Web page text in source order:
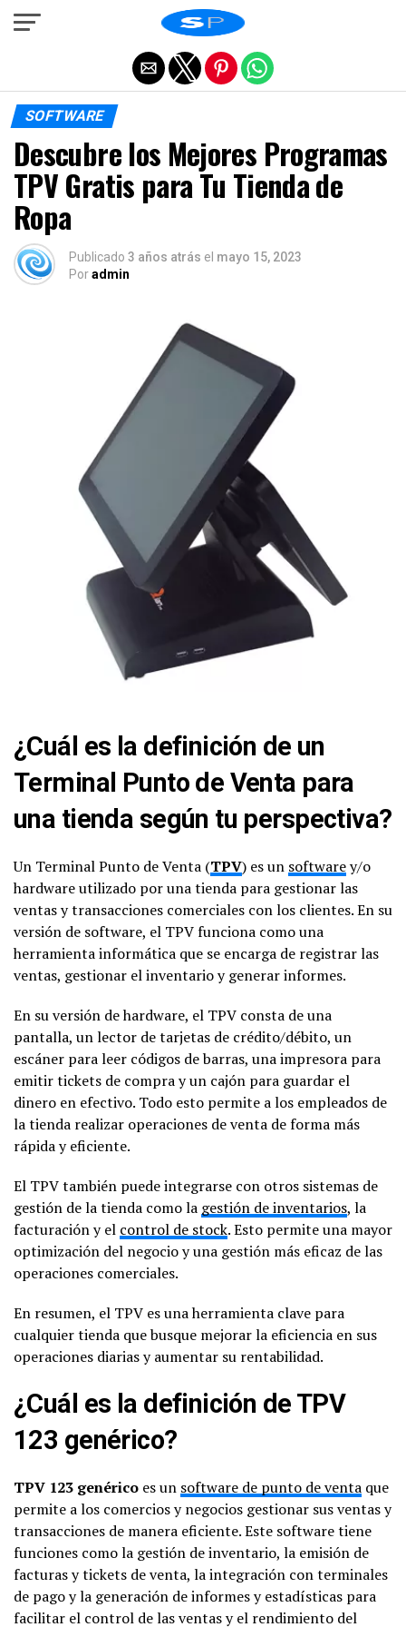
SOFTWARE
Descubre los Mejores Programas
TPV Gratis para Tu Tienda de
Ropa
Publicado 3 años atrás el mayo 15, 2023
Poradmin
¿Cuál es la definición de un
Terminal Punto de Venta para
una tienda según tu perspectiva?
Un Terminal Punto de Venta (TPV) es un softwarey/o
hardware utilizado por una tienda para gestionar las
ventas y transacciones comerciales con los clientes. En su
versión de software, el TPV funciona como una
herramienta informática que se encarga de registrar las
ventas, gestionar el inventario y generar informes.
En su versión de hardware, el TPV consta de una
pantalla, un lector de tarjetas de crédito/débito, un
escáner para leer códigos de barras, una impresora para
emitir tickets de compra y un cajón para guardar el
dinero en efectivo. Todo esto permite a los empleados de
la tienda realizar operaciones de venta de forma más
rápida y eficiente.
El TPV también puede integrarse con otros sistemas de
gestión de la tienda como la gestión de inventarios, la
facturación y el control de stock. Esto permite una mayor
optimización del negocio y una gestión más eficaz de las
operaciones comerciales.
En resumen, el TPV es una herramienta clave para
cualquier tienda que busque mejorar la eficiencia en sus
operaciones diarias y aumentar su rentabilidad.
¿Cuál es la definición de TPV
123 genérico?
TPV 123 genérico es un software de punto de venta que
permite a los comercios y negocios gestionar sus ventas y
transacciones de manera eficiente. Este software tiene
funciones como la gestión de inventario, la emisión de
facturas y tickets de venta, la integración con terminales
de pago y la generación de informes y estadísticas para
facilitar el control de las ventas y el rendimiento del
Salir de la versión móvil